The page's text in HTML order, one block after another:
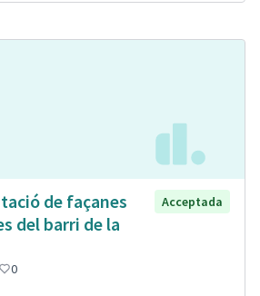
de façanes
del barri de la
Acceptada
0